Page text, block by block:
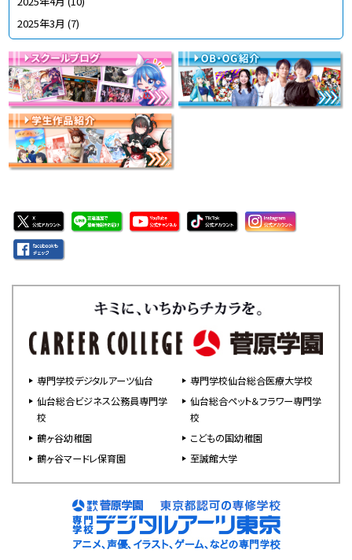
2025年3月 (7)
専門学校デジタルアーツ仙台
専門学校仙台総合医療大学校
仙台総合ビジネス公務員専門学
校
仙台総合ペット＆フラワー専門学
校
鶴ヶ谷幼稚園
こどもの国幼稚園
鶴ヶ谷マードレ保育園
至誠館大学